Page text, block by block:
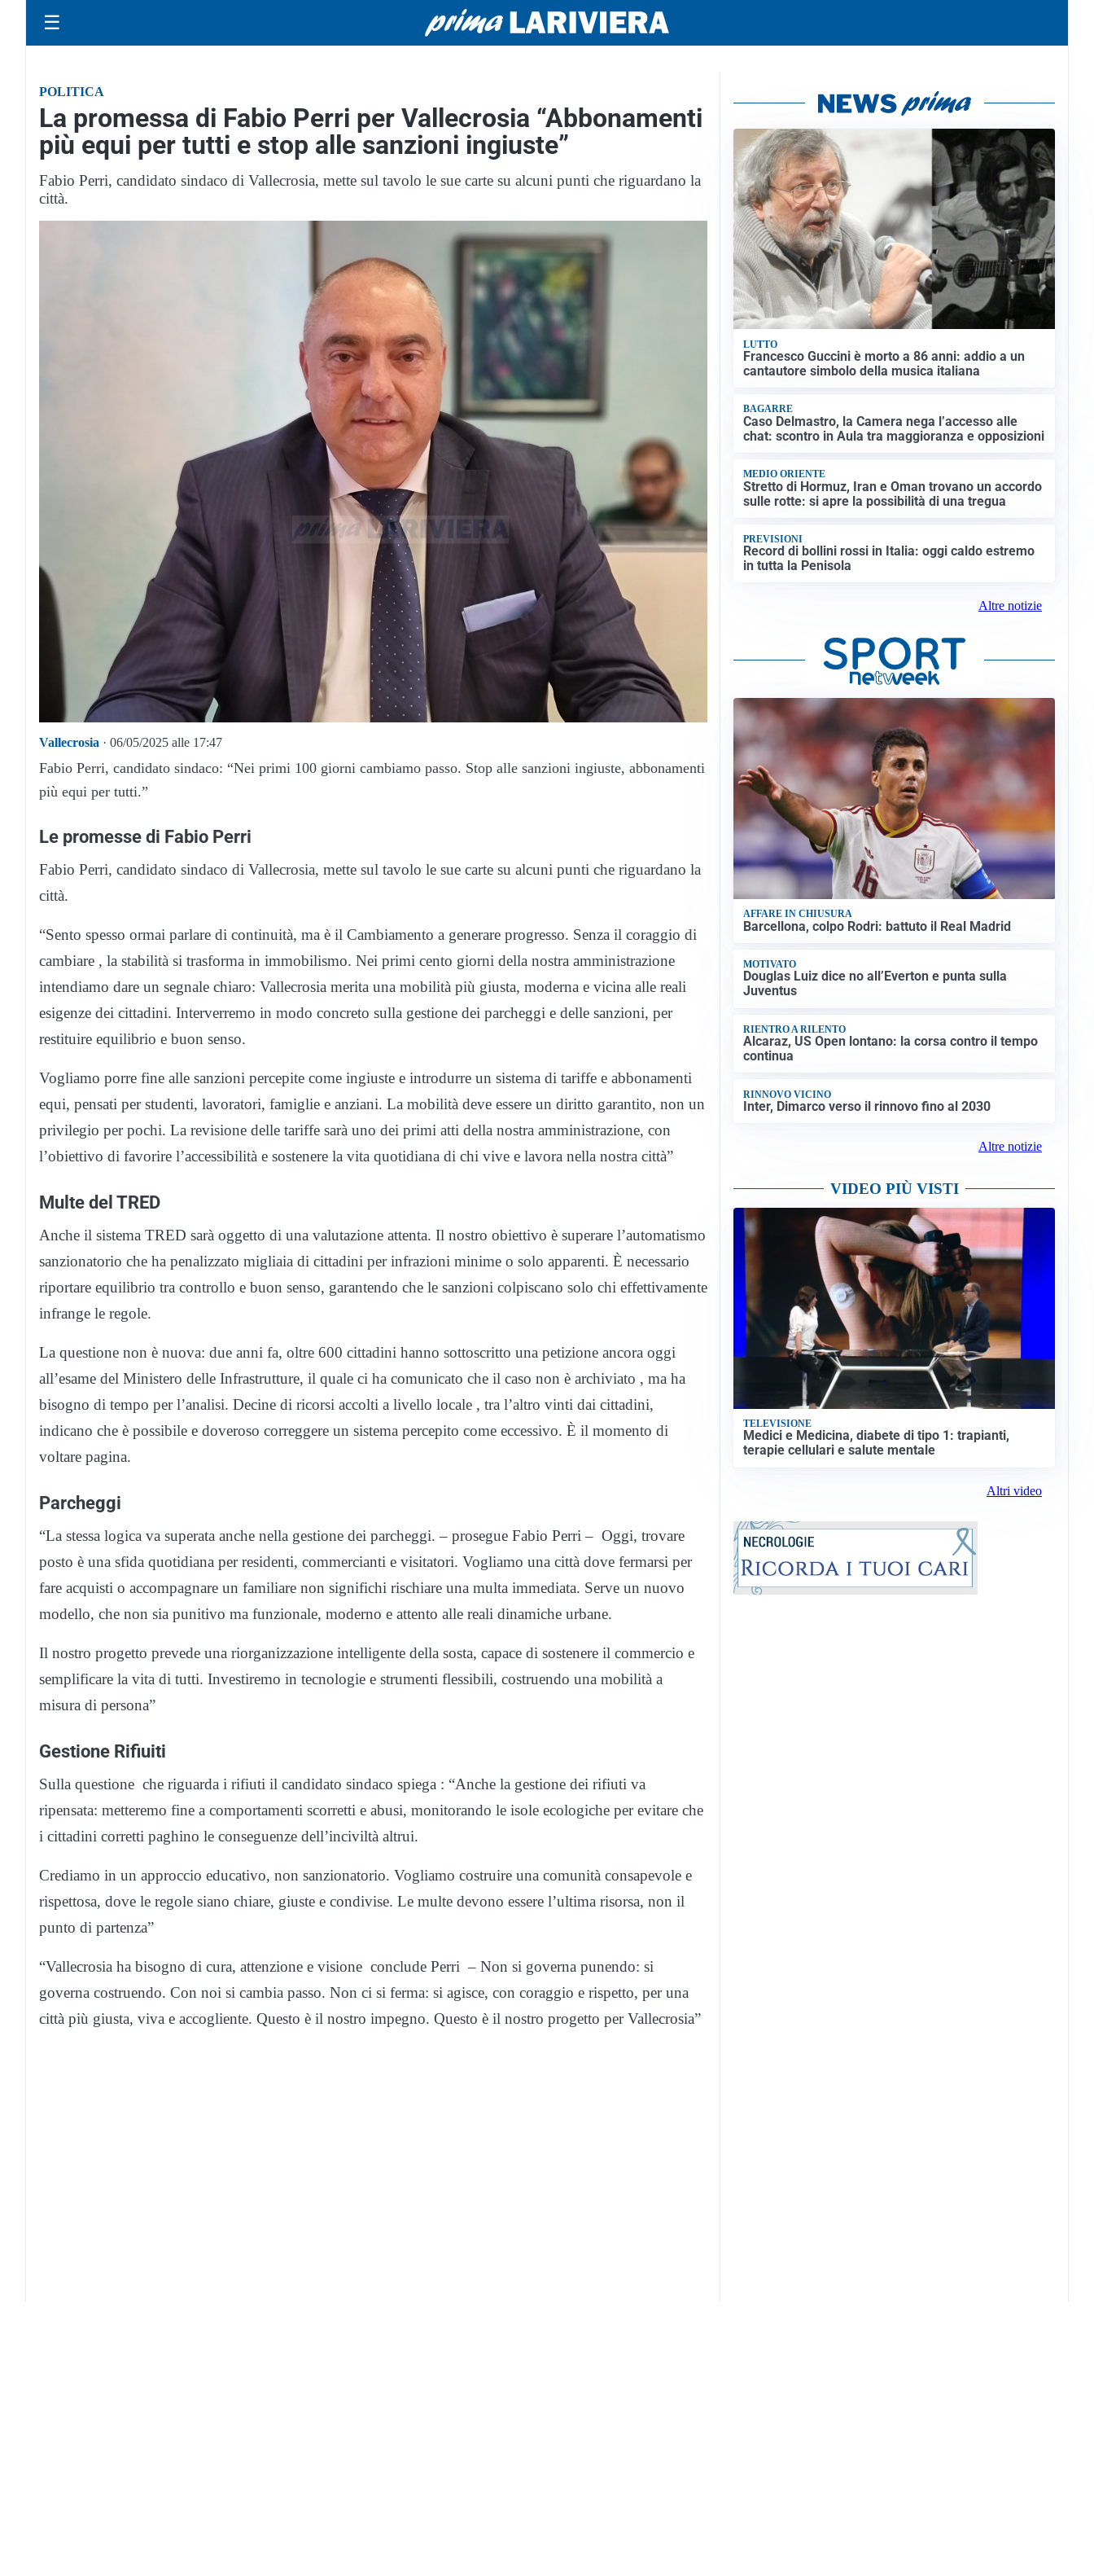
☰
POLITICA
La promessa di Fabio Perri per Vallecrosia “Abbonamenti
più equi per tutti e stop alle sanzioni ingiuste”
Fabio Perri, candidato sindaco di Vallecrosia, mette sul tavolo le sue carte su alcuni punti che riguardano la
città.
Vallecrosia · 06/05/2025 alle 17:47
Fabio Perri, candidato sindaco: “Nei primi 100 giorni cambiamo passo. Stop alle sanzioni ingiuste, abbonamenti
più equi per tutti.”
Le promesse di Fabio Perri
Fabio Perri, candidato sindaco di Vallecrosia, mette sul tavolo le sue carte su alcuni punti che riguardano la
città.
“Sento spesso ormai parlare di continuità, ma è il Cambiamento a generare progresso. Senza il coraggio di
cambiare , la stabilità si trasforma in immobilismo. Nei primi cento giorni della nostra amministrazione
intendiamo dare un segnale chiaro: Vallecrosia merita una mobilità più giusta, moderna e vicina alle reali
esigenze dei cittadini. Interverremo in modo concreto sulla gestione dei parcheggi e delle sanzioni, per
restituire equilibrio e buon senso.
Vogliamo porre fine alle sanzioni percepite come ingiuste e introdurre un sistema di tariffe e abbonamenti
equi, pensati per studenti, lavoratori, famiglie e anziani. La mobilità deve essere un diritto garantito, non un
privilegio per pochi. La revisione delle tariffe sarà uno dei primi atti della nostra amministrazione, con
l’obiettivo di favorire l’accessibilità e sostenere la vita quotidiana di chi vive e lavora nella nostra città”
Multe del TRED
Anche il sistema TRED sarà oggetto di una valutazione attenta. Il nostro obiettivo è superare l’automatismo
sanzionatorio che ha penalizzato migliaia di cittadini per infrazioni minime o solo apparenti. È necessario
riportare equilibrio tra controllo e buon senso, garantendo che le sanzioni colpiscano solo chi effettivamente
infrange le regole.
La questione non è nuova: due anni fa, oltre 600 cittadini hanno sottoscritto una petizione ancora oggi
all’esame del Ministero delle Infrastrutture, il quale ci ha comunicato che il caso non è archiviato , ma ha
bisogno di tempo per l’analisi. Decine di ricorsi accolti a livello locale , tra l’altro vinti dai cittadini,
indicano che è possibile e doveroso correggere un sistema percepito come eccessivo. È il momento di
voltare pagina.
Parcheggi
“La stessa logica va superata anche nella gestione dei parcheggi. – prosegue Fabio Perri – Oggi, trovare
posto è una sfida quotidiana per residenti, commercianti e visitatori. Vogliamo una città dove fermarsi per
fare acquisti o accompagnare un familiare non significhi rischiare una multa immediata. Serve un nuovo
modello, che non sia punitivo ma funzionale, moderno e attento alle reali dinamiche urbane.
Il nostro progetto prevede una riorganizzazione intelligente della sosta, capace di sostenere il commercio e
semplificare la vita di tutti. Investiremo in tecnologie e strumenti flessibili, costruendo una mobilità a
misura di persona”
Gestione Rifiuiti
Sulla questione che riguarda i rifiuti il candidato sindaco spiega : “Anche la gestione dei rifiuti va
ripensata: metteremo fine a comportamenti scorretti e abusi, monitorando le isole ecologiche per evitare che
i cittadini corretti paghino le conseguenze dell’inciviltà altrui.
Crediamo in un approccio educativo, non sanzionatorio. Vogliamo costruire una comunità consapevole e
rispettosa, dove le regole siano chiare, giuste e condivise. Le multe devono essere l’ultima risorsa, non il
punto di partenza”
“Vallecrosia ha bisogno di cura, attenzione e visione conclude Perri – Non si governa punendo: si
governa costruendo. Con noi si cambia passo. Non ci si ferma: si agisce, con coraggio e rispetto, per una
città più giusta, viva e accogliente. Questo è il nostro impegno. Questo è il nostro progetto per Vallecrosia”
LUTTO
Francesco Guccini è morto a 86 anni: addio a un
cantautore simbolo della musica italiana
BAGARRE
Caso Delmastro, la Camera nega l’accesso alle
chat: scontro in Aula tra maggioranza e opposizioni
MEDIO ORIENTE
Stretto di Hormuz, Iran e Oman trovano un accordo
sulle rotte: si apre la possibilità di una tregua
PREVISIONI
Record di bollini rossi in Italia: oggi caldo estremo
in tutta la Penisola
Altre notizie
AFFARE IN CHIUSURA
Barcellona, colpo Rodri: battuto il Real Madrid
MOTIVATO
Douglas Luiz dice no all’Everton e punta sulla
Juventus
RIENTRO A RILENTO
Alcaraz, US Open lontano: la corsa contro il tempo
continua
RINNOVO VICINO
Inter, Dimarco verso il rinnovo fino al 2030
Altre notizie
VIDEO PIÙ VISTI
TELEVISIONE
Medici e Medicina, diabete di tipo 1: trapianti,
terapie cellulari e salute mentale
Altri video